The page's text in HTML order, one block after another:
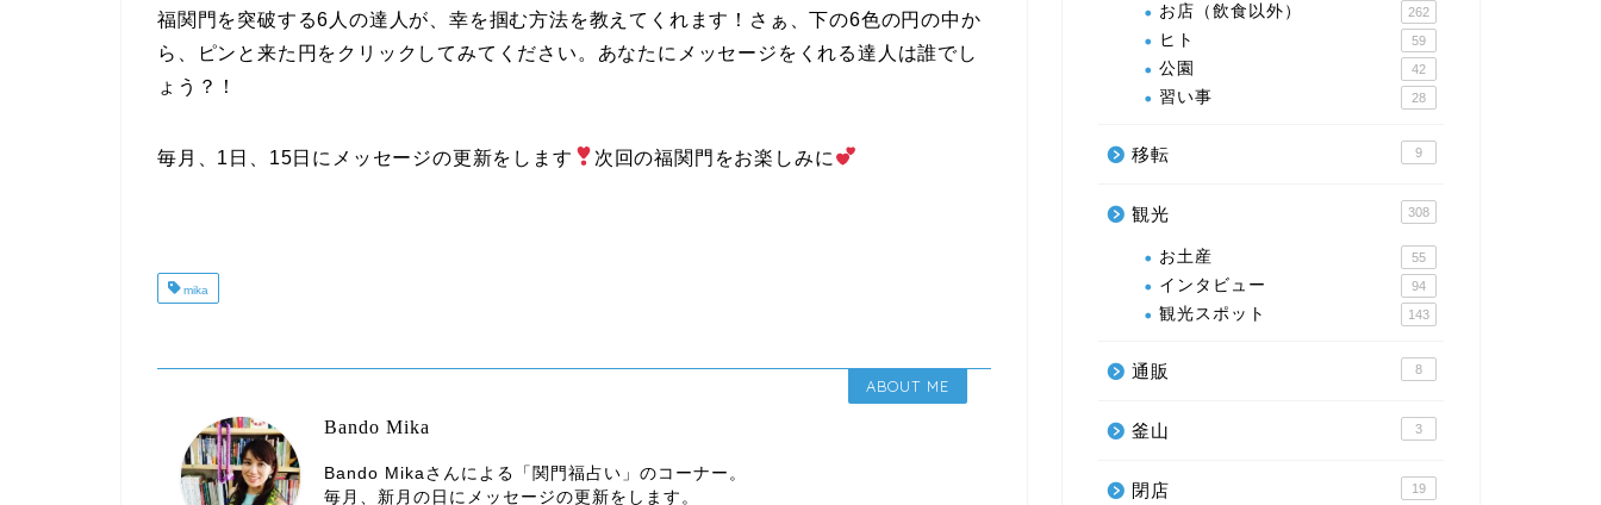
福関門を突破する6人の達人が、幸を掴む方法を教えてくれます！さぁ、下の6色の円の中か
ら、ピンと来た円をクリックしてみてください。あなたにメッセージをくれる達人は誰でし
ょう？！
毎月、1日、15日にメッセージの更新をします 次回の福関門をお楽しみに
mika
ABOUT ME
Bando Mika
Bando Mikaさんによる「関門福占い」のコーナー。
毎月、新月の日にメッセージの更新をします。
お店（飲食以外） 262
ヒト 59
公園 42
習い事 28
移転 9
観光 308
お土産 55
インタビュー 94
観光スポット 143
通販 8
釜山 3
閉店 19